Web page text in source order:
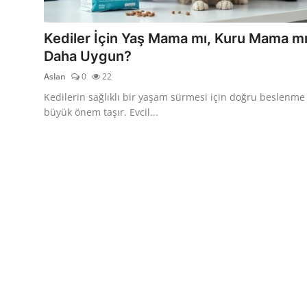
KEDİ DÜNYASI
KEDİ MAMASI
VETERİNERLER
Kediler İçin Yaş Mama mı, Kuru Mama mı
Daha Uygun?
Aslan 0 22
Kedilerin sağlıklı bir yaşam sürmesi için doğru beslenme
büyük önem taşır. Evcil...